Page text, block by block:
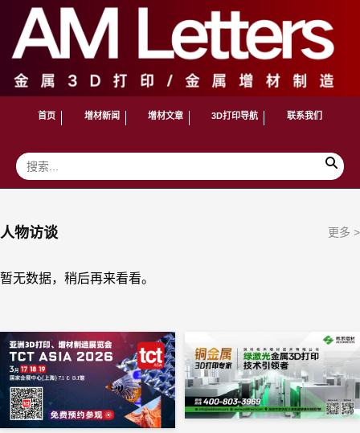
首页 增材新闻 增材文章 3D打印导航 联系我们
人物访谈 更多 >
暂无数据，稍后再来看看。